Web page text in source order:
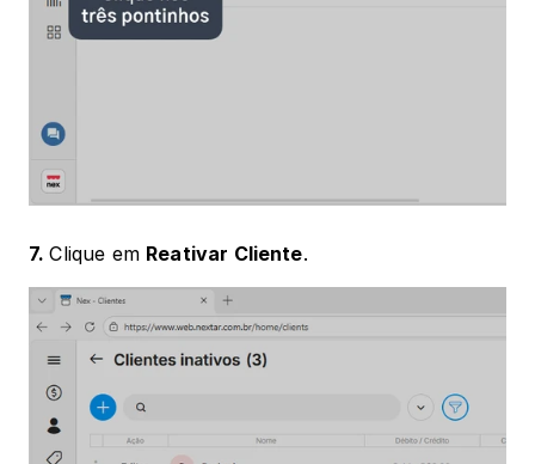
7. Clique em Reativar Cliente.